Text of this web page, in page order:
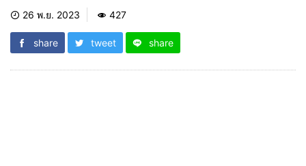
26 พ.ย. 2023 427
share tweet share